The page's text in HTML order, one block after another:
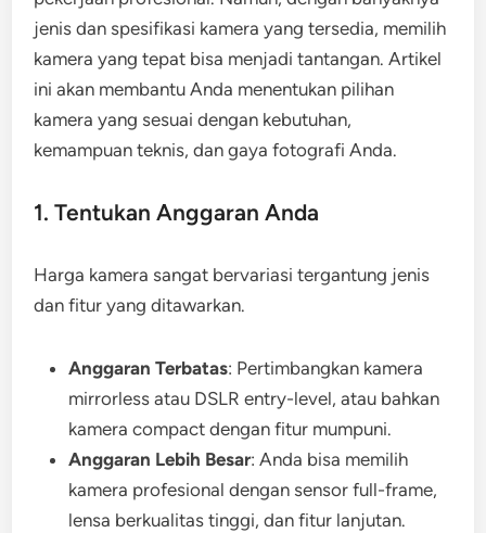
jenis dan spesifikasi kamera yang tersedia, memilih
kamera yang tepat bisa menjadi tantangan. Artikel
ini akan membantu Anda menentukan pilihan
kamera yang sesuai dengan kebutuhan,
kemampuan teknis, dan gaya fotografi Anda.
1. Tentukan Anggaran Anda
Harga kamera sangat bervariasi tergantung jenis
dan fitur yang ditawarkan.
Anggaran Terbatas: Pertimbangkan kamera
mirrorless atau DSLR entry-level, atau bahkan
kamera compact dengan fitur mumpuni.
Anggaran Lebih Besar: Anda bisa memilih
kamera profesional dengan sensor full-frame,
lensa berkualitas tinggi, dan fitur lanjutan.